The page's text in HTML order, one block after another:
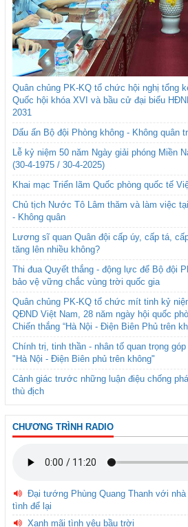
Quân chủng PK-KQ tổ chức hội nghị tổng
Quốc hội khóa XVI và bầu cử đại biểu
2031
Dấu ấn Bộ đội Phòng không - Không quân
Lễ kỷ niệm 50 năm Ngày giải phóng Miền
(30-4-1975 / 30-4-2025)
Khai mạc Triển lãm Quốc phòng quốc tế
Chủ tịch Nước Tô Lâm thăm và làm việc
- Không quân
Lương sĩ quan Quân đội cấp úy, cấp tá,
tăng lên nhiều không?
Thi đua Quyết thắng - động lực để Bộ đội
bảo vệ vững chắc vùng trời quốc gia
Quân chủng PK-KQ tổ chức mít tinh kỷ
QĐND Việt Nam, 28 năm ngày hội quốc
Chiến thắng “Hà Nội - Điện Biên Phủ trên
Chính trị, tinh thần - nhân tố quan trọng
"Hà Nội - Điện Biên phủ trên không"
Cảnh giác trước những luận điệu chống
thù địch
CHƯƠNG TRÌNH RADIO
Đại tướng Phùng Quang Thanh với
tình để lại
Xanh mãi tình yêu bầu trời